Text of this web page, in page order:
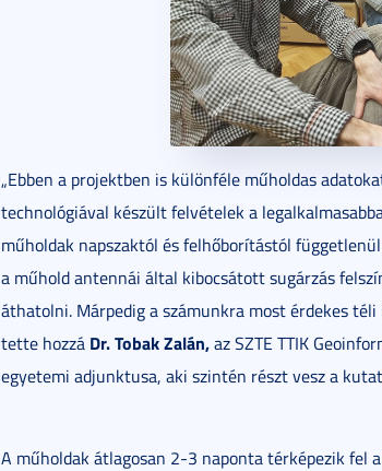
„Ebben a projektben is különféle műholdas
technológiával készült felvételek a
műholdak napszaktól és felhőborítástól
a műhold antennái által kibocsátott sugárzás
áthatolni. Márpedig a számunkra most érdekes
tette hozzá Dr. Tobak Zalán,az SZTE TTIK
egyetemi adjunktusa, aki szintén részt vesz a
A műholdak átlagosan 2-3 naponta térképezik fel